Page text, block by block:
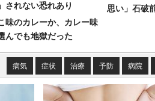
されない恐れあり
味のカレーか、カレー味
でも地獄だった
思い」石破
病気 症状 治療 予防 病院